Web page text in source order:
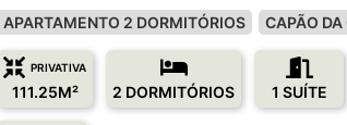
APARTAMENTO 2 DORMITÓRIOS CAPÃO DA
PRIVATIVA
111.25M² 2 DORMITÓRIOS 1 SUÍTE